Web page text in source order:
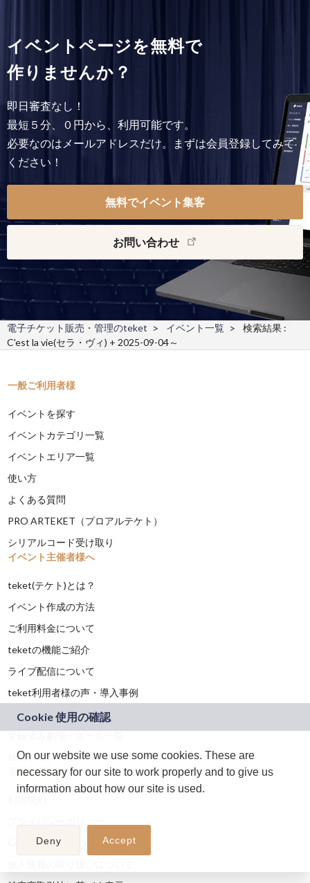
イベントページを無料で
作りませんか？
即日審査なし！
最短５分、０円から、利用可能です。
必要なのはメールアドレスだけ。まずは会員登録してみて
ください！
無料でイベント集客
お問い合わせ
電子チケット販売・管理のteket イベント一覧
検索結果 :
C'est la vie(セラ・ヴィ) + 2025-09-04～
一般ご利用者様
イベントを探す
イベントカテゴリ一覧
イベントエリア一覧
使い方
よくある質問
PRO ARTEKET（プロアルテケト）
シリアルコード受け取り
イベント主催者様へ
teket(テケト)とは？
イベント作成の方法
ご利用料金について
teketの機能ご紹介
ライブ配信について
teket利用者様の声・導入事例
資料・マニュアル
teketロゴ・プレスキット（メディアキット）
運営会社情報
Cookieの利用について
On our website we use some cookies. These are
necessary for our site to work properly and to give us
information about how our site is used.
Deny Accept